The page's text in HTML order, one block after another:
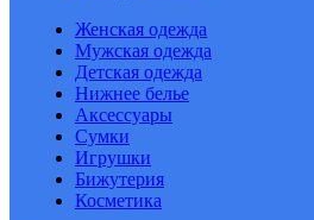
Женская одежда
Мужская одежда
Детская одежда
Нижнее белье
Аксессуары
Сумки
Игрушки
Бижутерия
Косметика